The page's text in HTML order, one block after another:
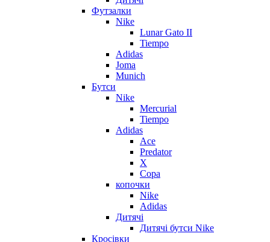
Футзалки
Nike
Lunar Gato II
Tiempo
Adidas
Joma
Munich
Бутси
Nike
Mercurial
Tiempo
Adidas
Ace
Predator
X
Copa
копочки
Nike
Adidas
Дитячі
Дитячі бутси Nike
Кросівки